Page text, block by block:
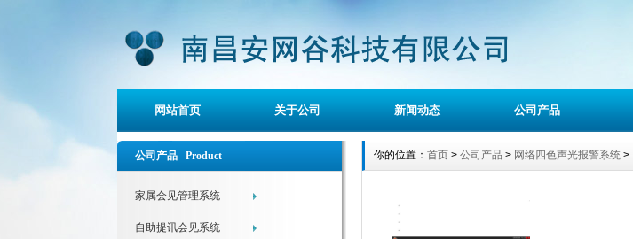
网站首页 关于公司 新闻动态 公司产品
公司产品 Product
家属会见管理系统
自助提讯会见系统
你的位置： 首页 > 公司产品 > 网络四色声光报警系统 >